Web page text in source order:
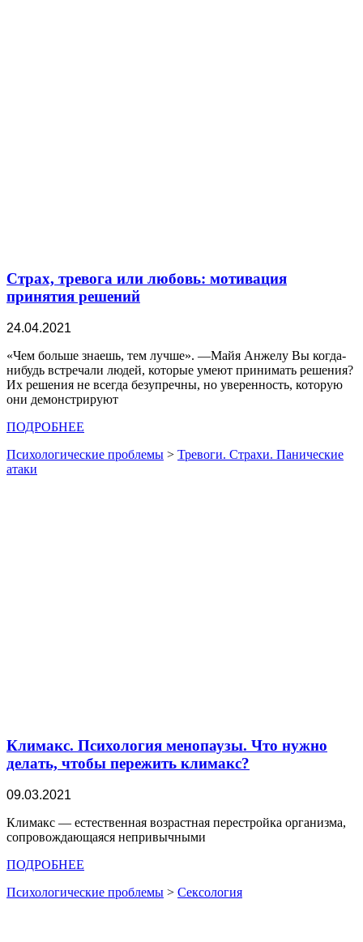
Страх, тревога или любовь: мотивация
принятия решений
24.04.2021
«Чем больше знаешь, тем лучше». —Майя Анжелу Вы когда-
нибудь встречали людей, которые умеют принимать решения?
Их решения не всегда безупречны, но уверенность, которую
они демонстрируют
ПОДРОБНЕЕ
Психологические проблемы > Тревоги. Страхи. Панические
атаки
Климакс. Психология менопаузы. Что нужно
делать, чтобы пережить климакс?
09.03.2021
Климакс — естественная возрастная перестройка организма,
сопровождающаяся непривычными
ПОДРОБНЕЕ
Психологические проблемы > Сексология